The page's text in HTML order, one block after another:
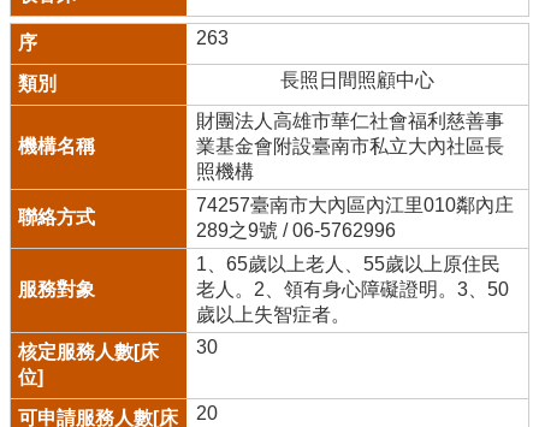
263
長照日間照顧中心
財團法人高雄市華仁社會福利慈善事
業基金會附設臺南市私立大內社區長
照機構
74257臺南市大內區內江里010鄰內庄
289之9號 / 06-5762996
1、65歲以上老人、55歲以上原住民
老人。2、領有身心障礙證明。3、50
歲以上失智症者。
30
20